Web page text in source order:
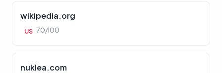
wikipedia.org
US 70/100
nuklea.com